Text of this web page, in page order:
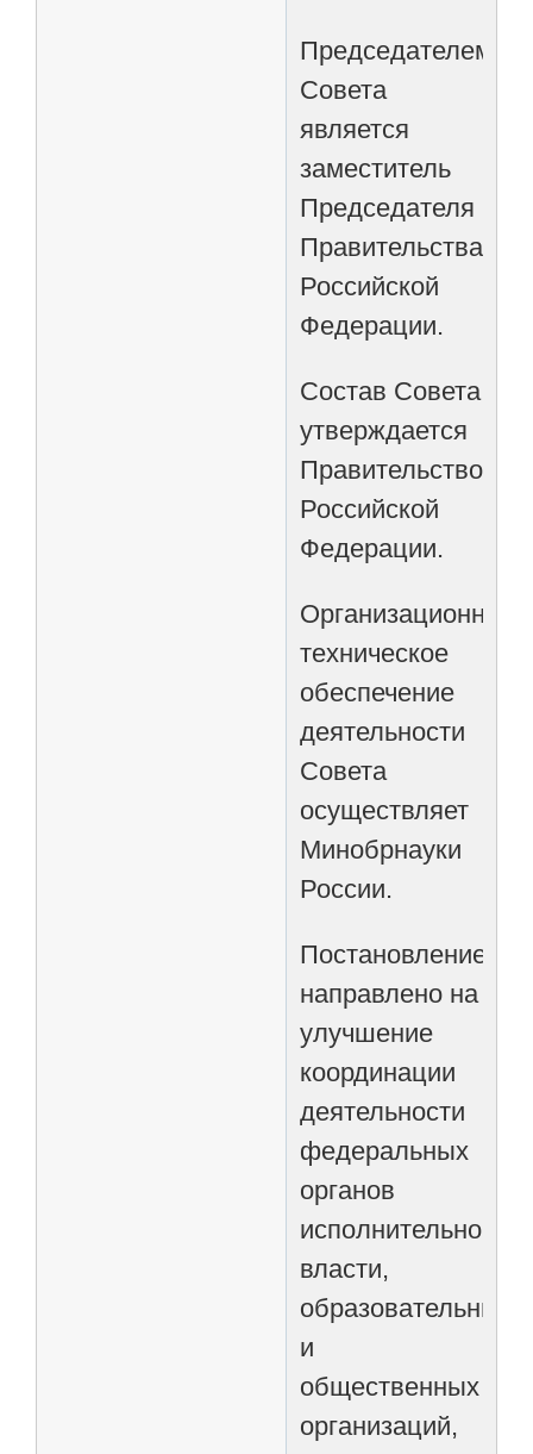
Председателем
Совета
является
заместитель
Председателя
Правительства
Российской
Федерации.
Состав Совета
утверждается
Правительством
Российской
Федерации.
Организационно-
техническое
обеспечение
деятельности
Совета
осуществляет
Минобрнауки
России.
Постановление
направлено на
улучшение
координации
деятельности
федеральных
органов
исполнительной
власти,
образовательных
и
общественных
организаций,